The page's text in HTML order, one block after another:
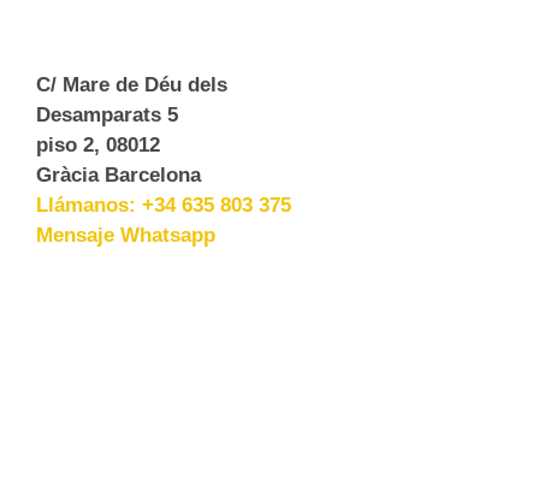
C/ Mare de Déu dels
Desamparats 5
piso 2, 08012
Gràcia Barcelona
Llámanos: +34 635 803 375
Mensaje Whatsapp